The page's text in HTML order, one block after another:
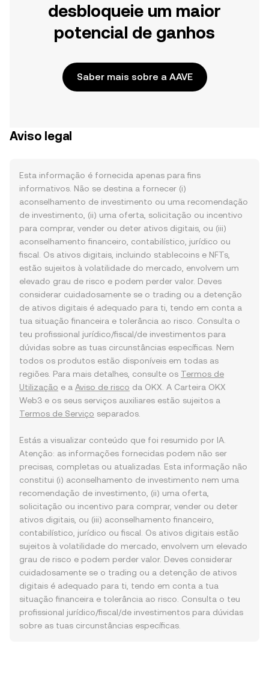
desbloqueie um maior
potencial de ganhos
Saber mais sobre a AAVE
Aviso legal
Esta informação é fornecida apenas para fins
informativos. Não se destina a fornecer (i)
aconselhamento de investimento ou uma recomendação
de investimento, (ii) uma oferta, solicitação ou incentivo
para comprar, vender ou deter ativos digitais, ou (iii)
aconselhamento financeiro, contabilístico, jurídico ou
fiscal. Os ativos digitais, incluindo stablecoins e NFTs,
estão sujeitos à volatilidade do mercado, envolvem um
elevado grau de risco e podem perder valor. Deves
considerar cuidadosamente se o trading ou a detenção
de ativos digitais é adequado para ti, tendo em conta a
tua situação financeira e tolerância ao risco. Consulta o
teu profissional jurídico/fiscal/de investimentos para
dúvidas sobre as tuas circunstâncias específicas. Nem
todos os produtos estão disponíveis em todas as
regiões. Para mais detalhes, consulte os Termos de
Utilização e a Aviso de risco da OKX. A Carteira OKX
Web3 e os seus serviços auxiliares estão sujeitos a
Termos de Serviço separados.
Estás a visualizar conteúdo que foi resumido por IA.
Atenção: as informações fornecidas podem não ser
precisas, completas ou atualizadas. Esta informação não
constitui (i) aconselhamento de investimento nem uma
recomendação de investimento, (ii) uma oferta,
solicitação ou incentivo para comprar, vender ou deter
ativos digitais, ou (iii) aconselhamento financeiro,
contabilístico, jurídico ou fiscal. Os ativos digitais estão
sujeitos à volatilidade do mercado, envolvem um elevado
grau de risco e podem perder valor. Deves considerar
cuidadosamente se o trading ou a detenção de ativos
digitais é adequado para ti, tendo em conta a tua
situação financeira e tolerância ao risco. Consulta o teu
profissional jurídico/fiscal/de investimentos para dúvidas
sobre as tuas circunstâncias específicas.